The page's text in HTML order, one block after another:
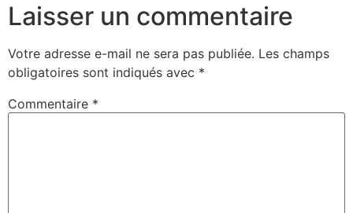
Laisser un commentaire
Votre adresse e-mail ne sera pas publiée. Les champs
obligatoires sont indiqués avec *
Commentaire *